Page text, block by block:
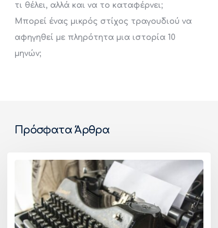
τι θέλει, αλλά και να το καταφέρνει;
Μπορεί ένας μικρός στίχος τραγουδιού να
αφηγηθεί με πληρότητα μια ιστορία 10
μηνών;
Πρόσφατα Άρθρα